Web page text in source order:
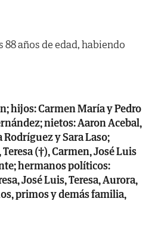
88 años de edad, habiendo
hijos: Carmen María y Pedro
nietos: Aaron Acebal,
y Sara Laso;
(†), Carmen, José Luis
hermanos políticos:
José Luis, Teresa, Aurora,
primos y demás familia,